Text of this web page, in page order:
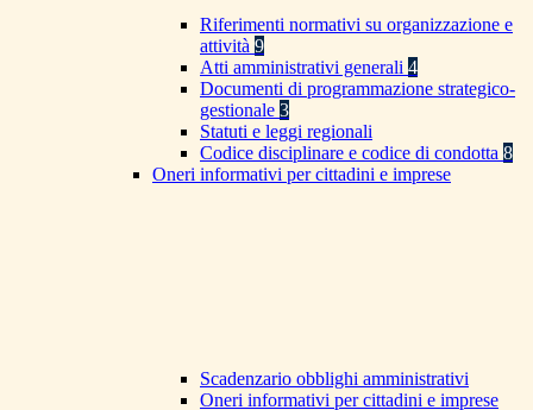
Riferimenti normativi su organizzazione e
attività 9
Atti amministrativi generali 4
Documenti di programmazione strategico-
gestionale 3
Statuti e leggi regionali
Codice disciplinare e codice di condotta 8
Oneri informativi per cittadini e imprese
Scadenzario obblighi amministrativi
Oneri informativi per cittadini e imprese